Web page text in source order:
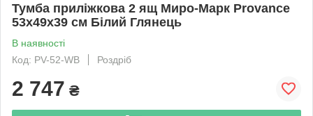
Тумба приліжкова 2 ящ Миро-Марк Provance
53х49х39 см Білий Глянець
В наявності
Код: PV-52-WB
Роздріб
2 747 ₴